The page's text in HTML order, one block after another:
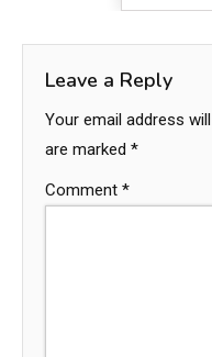
Leave a Reply
Your email address
are marked *
Comment *